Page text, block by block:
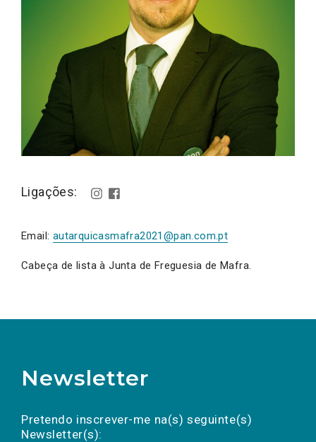
Ligações:
Email: autarquicasmafra2021@pan.com.pt
Cabeça de lista à Junta de Freguesia de Mafra.
Newsletter
Pretendo inscrever-me na(s) seguinte(s)
Newsletter(s):
a(s) newsletter(s).
mail